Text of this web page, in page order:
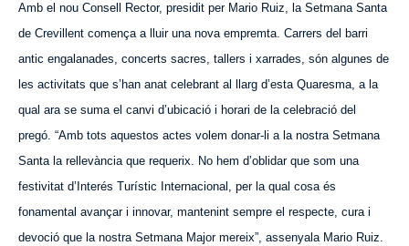
Amb el nou Consell Rector, presidit per Mario Ruiz, la Setmana Santa
de Crevillent comença a lluir una nova empremta. Carrers del barri
antic engalanades, concerts sacres, tallers i xarrades, són algunes de
les activitats que s’han anat celebrant al llarg d’esta Quaresma, a la
qual ara se suma el canvi d’ubicació i horari de la celebració del
pregó. “Amb tots aquestos actes volem donar-li a la nostra Setmana
Santa la rellevància que requerix. No hem d’oblidar que som una
festivitat d’Interés Turístic Internacional, per la qual cosa és
fonamental avançar i innovar, mantenint sempre el respecte, cura i
devoció que la nostra Setmana Major mereix”, assenyala Mario Ruiz.